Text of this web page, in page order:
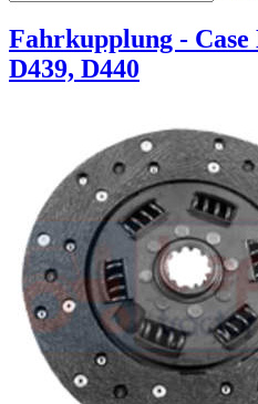
Fahrkupplung - Case
D439, D440